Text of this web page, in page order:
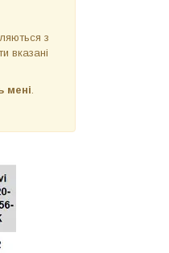
з
вказані
мені